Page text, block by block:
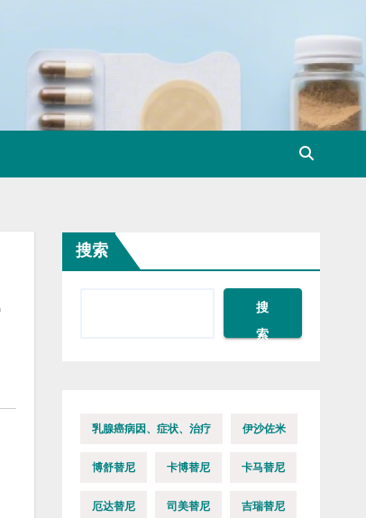
搜索
搜
索
乳腺癌病因、症状、治疗 伊沙佐米
博舒替尼 卡博替尼 卡马替尼
厄达替尼 司美替尼 吉瑞替尼